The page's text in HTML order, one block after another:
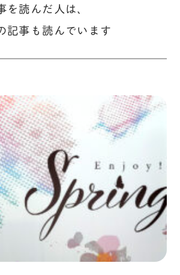
を読んだ人は、
記事も読んでいます